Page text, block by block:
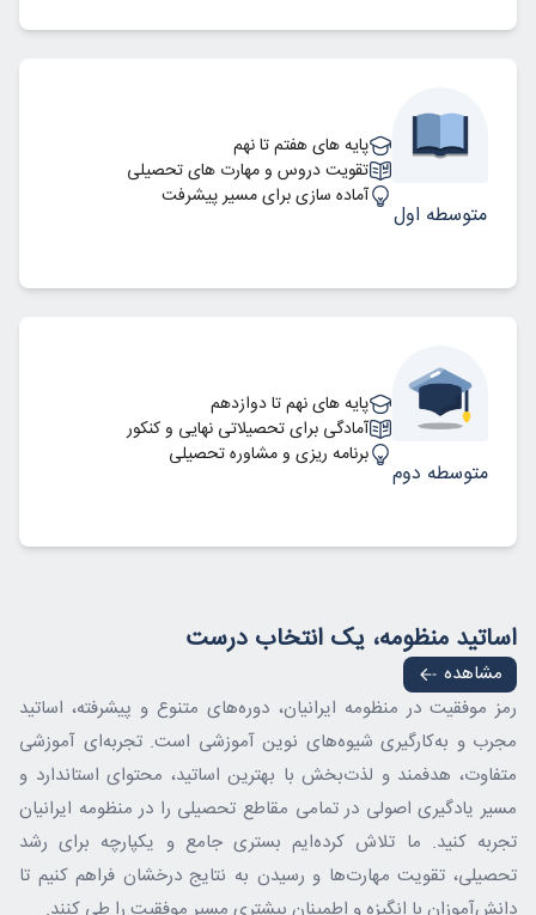
متوسطه اول
پایه های هفتم تا نهم
تقویت دروس و مهارت های تحصیلی
آماده سازی برای مسیر پیشرفت
متوسطه دوم
پایه های نهم تا دوازدهم
آمادگی برای تحصیلاتی نهایی و کنکور
برنامه ریزی و مشاوره تحصیلی
اساتید منظومه، یک انتخاب درست
مشاهده
رمز موفقیت در منظومه ایرانیان، دوره‌های متنوع و پیشرفته، اساتید
مجرب و به‌کارگیری شیوه‌های نوین آموزشی است. تجربه‌ای آموزشی
متفاوت، هدفمند و لذت‌بخش با بهترین اساتید، محتوای استاندارد و
مسیر یادگیری اصولی در تمامی مقاطع تحصیلی را در منظومه ایرانیان
تجربه کنید. ما تلاش کرده‌ایم بستری جامع و یکپارچه برای رشد
تحصیلی، تقویت مهارت‌ها و رسیدن به نتایج درخشان فراهم کنیم تا